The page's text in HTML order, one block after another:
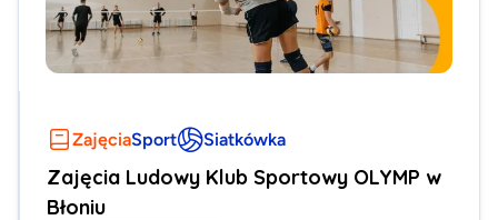
ZajęciaSport Siatkówka
Zajęcia Ludowy Klub Sportowy OLYMP w
Błoniu